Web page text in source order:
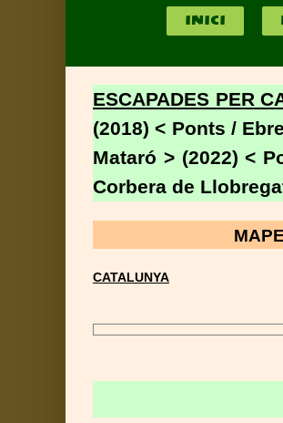
INICI
ESCAPADES PER
(2018) < Ponts /
Mataró > (2022) <
Corbera de
MAPES
CATALUNYA